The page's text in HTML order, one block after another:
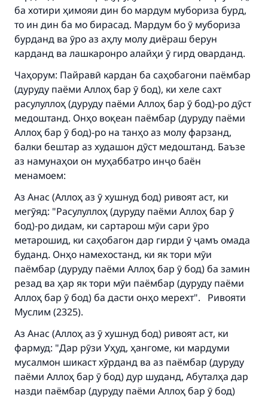
ба хотири ҳимояи дин бо мардум мубориза бурд,
то ин дин ба мо бирасад. Мардум бо ӯ мубориза
бурданд ва ӯро аз аҳлу молу диёраш берун
карданд ва лашкаронро алайҳи ӯ гирд оварданд.
Чаҳорум: Пайравӣ кардан ба саҳобагони паёмбар
(дуруду паёми Аллоҳ бар ӯ бод), ки хеле сахт
расулуллоҳ (дуруду паёми Аллоҳ бар ӯ бод)-ро дӯст
медоштанд. Онҳо воқеан паёмбар (дуруду паёми
Аллоҳ бар ӯ бод)-ро на танҳо аз молу фарзанд,
балки бештар аз худашон дӯст медоштанд. Баъзе
аз намунаҳои он муҳаббатро инҷо баён
менамоем:
Аз Анас (Аллоҳ аз ӯ хушнуд бод) ривоят аст, ки
мегӯяд: "Расулуллоҳ (дуруду паёми Аллоҳ бар ӯ
бод)-ро дидам, ки сартарош мӯи сари ӯро
метарошид, ки саҳобагон дар гирди ӯ ҷамъ омада
буданд. Онҳо намехостанд, ки як тори мӯи
паёмбар (дуруду паёми Аллоҳ бар ӯ бод) ба замин
резад ва ҳар як тори мӯи паёмбар (дуруду паёми
Аллоҳ бар ӯ бод) ба дасти онҳо мерехт". Ривояти
Муслим (2325).
Аз Анас (Аллоҳ аз ӯ хушнуд бод) ривоят аст, ки
фармуд: "Дар рӯзи Уҳуд, ҳангоме, ки мардуми
мусалмон шикаст хӯрданд ва аз паёмбар (дуруду
паёми Аллоҳ бар ӯ бод) дур шуданд, Абуталҳа дар
назди паёмбар (дуруду паёми Аллоҳ бар ӯ бод)
Your support is crucial for our mission.
The Prophet (ﷺ) said:
"A person who leads others to doing what is
good will earn the same reward as those who
do it."
(MUSLIM, 1893)
Support IslamQA